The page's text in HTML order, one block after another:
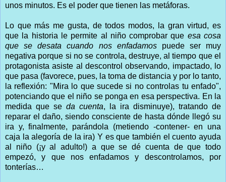
unos minutos. Es el poder que tienen las metáforas.
Lo que más me gusta, de todos modos, la gran virtud, es
que la historia le permite al niño comprobar que esa cosa
que se desata cuando nos enfadamospuede ser muy
negativa porque si no se controla, destruye, al tiempo que el
protagonista asiste al descontrol observando, impactado, lo
que pasa (favorece, pues, la toma de distancia y por lo tanto,
la reflexión: "Mira lo que sucede si no controlas tu enfado",
potenciando que el niño se ponga en esa perspectiva. En la
medida que se da cuenta, la ira disminuye), tratando de
reparar el daño, siendo consciente de hasta dónde llegó su
ira y, finalmente, parándola (metiendo -contener- en una
caja la alegoría de la ira) Y es que también el cuento ayuda
al niño (¡y al adulto!) a que se dé cuenta de que todo
empezó, y que nos enfadamos y descontrolamos, por
tonterías…